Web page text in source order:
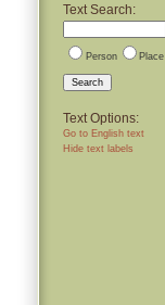
Text Search:
Person Place
Search
Text Options:
Go to English text
Hide text labels